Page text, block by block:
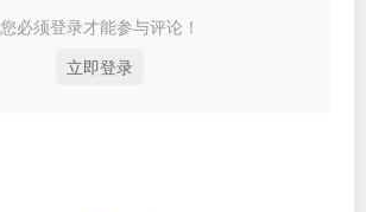
您必须登录才能参与评论！
立即登录